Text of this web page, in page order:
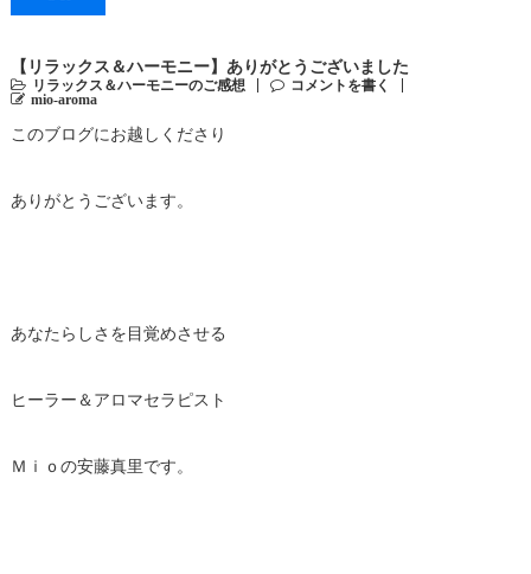
【リラックス＆ハーモニー】ありがとうございました
リラックス＆ハーモニーのご感想
コメントを書く
mio-aroma
このブログにお越しくださり
ありがとうございます。
あなたらしさを目覚めさせる
ヒーラー＆アロマセラピスト
Ｍｉｏの安藤真里です。